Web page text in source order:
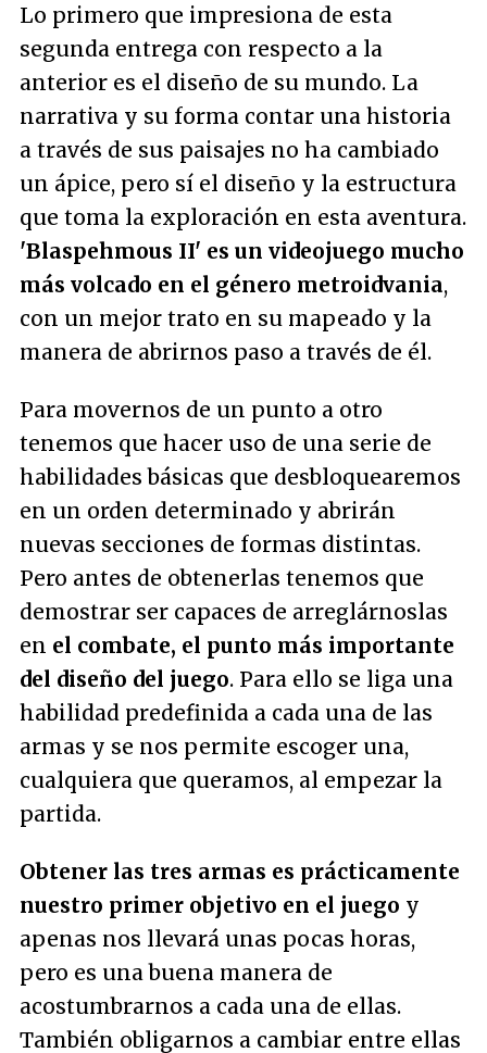
Lo primero que impresiona de esta
segunda entrega con respecto a la
anterior es el diseño de su mundo. La
narrativa y su forma contar una historia
a través de sus paisajes no ha cambiado
un ápice, pero sí el diseño y la estructura
que toma la exploración en esta aventura.
'Blaspehmous II' es un videojuego mucho
más volcado en el género metroidvania,
con un mejor trato en su mapeado y la
manera de abrirnos paso a través de él.
Para movernos de un punto a otro
tenemos que hacer uso de una serie de
habilidades básicas que desbloquearemos
en un orden determinado y abrirán
nuevas secciones de formas distintas.
Pero antes de obtenerlas tenemos que
demostrar ser capaces de arreglárnoslas
en el combate, el punto más importante
del diseño del juego. Para ello se liga una
habilidad predefinida a cada una de las
armas y se nos permite escoger una,
cualquiera que queramos, al empezar la
partida.
Obtener las tres armas es prácticamente
nuestro primer objetivo en el juego y
apenas nos llevará unas pocas horas,
pero es una buena manera de
acostumbrarnos a cada una de ellas.
También obligarnos a cambiar entre ellas